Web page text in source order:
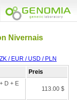
Nivernais
/ EUR / USD / PLN
Preis
D + E
113.00 $